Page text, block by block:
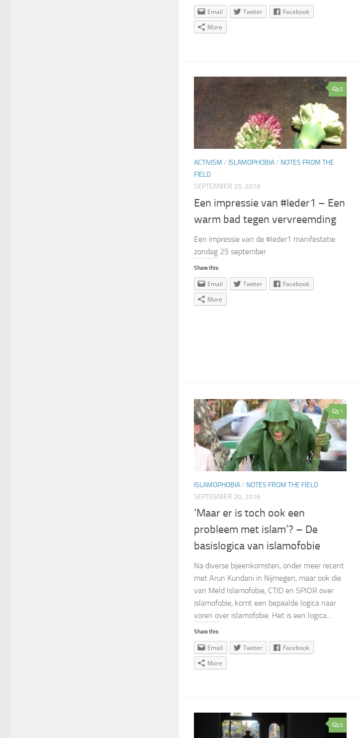
Email Twitter
Facebook
More
0
ACTIVISM / ISLAMOPHOBIA/ NOTES FROM THE
FIELD
SEPTEMBER 25, 2016
Een impressie van #Ieder1 – Een
warm bad tegen vervreemding
Een impressie van de #Ieder1 manifestatie
zondag 25 september
Share this:
Email Twitter
Facebook
More
1
ISLAMOPHOBIA/ NOTES FROM THE FIELD
SEPTEMBER 20, 2016
‘Maar er is toch ook een
probleem met islam’? – De
basislogica van islamofobie
Na diverse bijeenkomsten, onder meer recent
met Arun Kundani in Nijmegen, maar ook die
van Meld Islamofobie, CTID en SPIOR over
islamofobie, komt een bepaalde logica naar
voren over islamofobie. Het is een logica...
Share this:
Email Twitter
Facebook
More
0